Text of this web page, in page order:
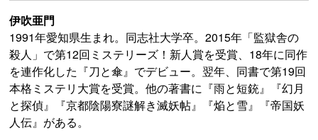
伊吹亜門
1991年愛知県生まれ。同志社大学卒。2015年「監獄舎の
殺人」で第12回ミステリーズ！新人賞を受賞、18年に同作
を連作化した『刀と傘』でデビュー。翌年、同書で第19回
本格ミステリ大賞を受賞。他の著書に『雨と短銃』『幻月
と探偵』『京都陰陽寮謎解き滅妖帖』『焔と雪』『帝国妖
人伝』がある。